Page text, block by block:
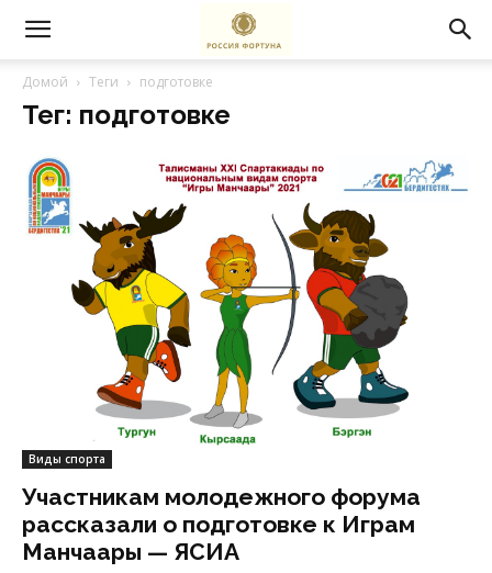
Домой Теги подготовке
Тег: подготовке
Виды спорта
Участникам молодежного форума
рассказали о подготовке к Играм
Манчаары — ЯСИА